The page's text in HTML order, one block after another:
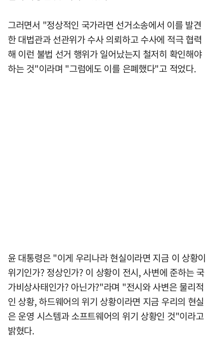
그러면서 "정상적인 국가라면 선거소송에서 이를 발견
한 대법관과 선관위가 수사 의뢰하고 수사에 적극 협력
해 이런 불법 선거 행위가 일어났는지 철저히 확인해야
하는 것"이라며 "그럼에도 이를 은폐했다"고 적었다.
윤 대통령은 "이게 우리나라 현실이라면 지금 이 상황이
위기인가? 정상인가? 이 상황이 전시, 사변에 준하는 국
가비상사태인가? 아닌가?"라며 "전시와 사변은 물리적
인 상황, 하드웨어의 위기 상황이라면 지금 우리의 현실
은 운영 시스템과 소프트웨어의 위기 상황인 것"이라고
밝혔다.